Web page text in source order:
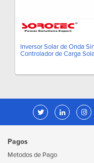
Inversor Solar de Onda
Controlador de Carga
Pagos
Metodos de Pago